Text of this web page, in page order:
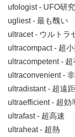
ufologist ‐ UFO研
ugliest ‐ 最も醜い
ultracet ‐ ウルトラ
ultracompact ‐ 超
ultracompetent ‐
ultraconvenient ‐
ultradistant ‐ 超遠
ultraefficient ‐ 超効
ultrafast ‐ 超高速
ultraheat ‐ 超熱